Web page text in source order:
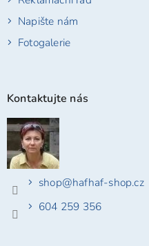
Napište nám
Fotogalerie
Kontaktujte nás
shop@hafhaf-shop.cz
604 259 356